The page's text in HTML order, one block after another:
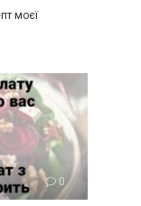
моєї
0